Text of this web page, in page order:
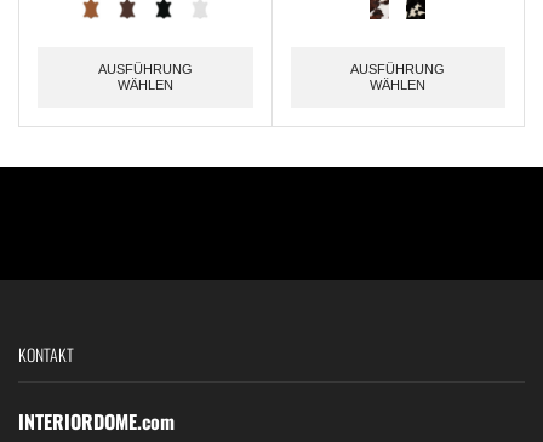
AUSFÜHRUNG
WÄHLEN
AUSFÜHRUNG
WÄHLEN
KONTAKT
INTERIORDOME.com